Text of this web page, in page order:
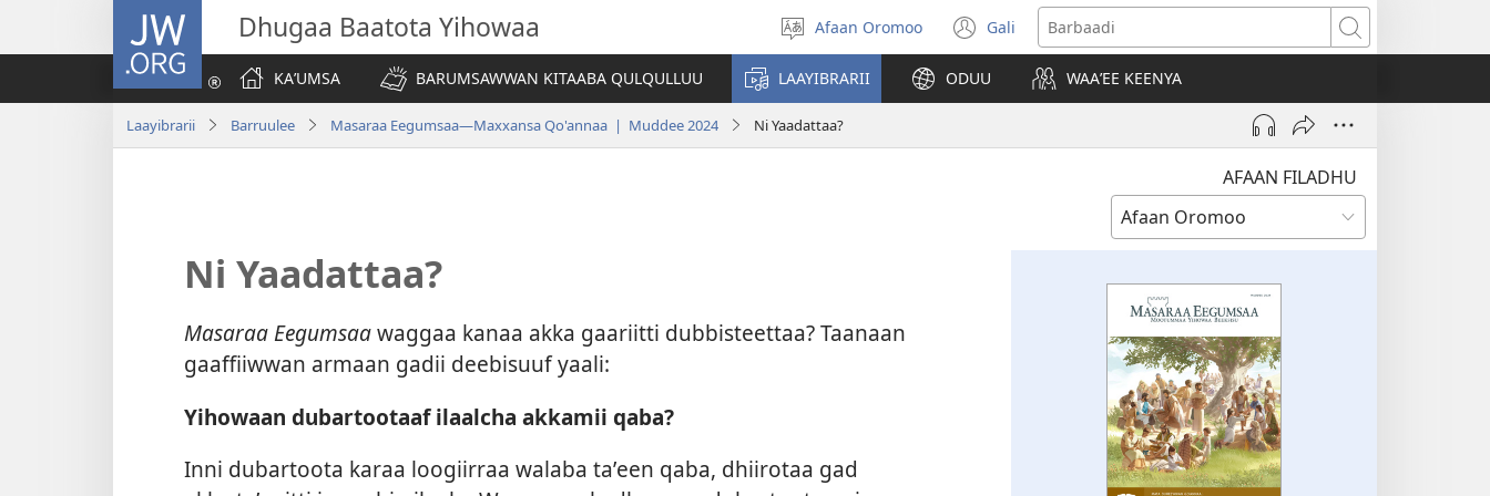
JW.ORG Dhugaa Baatota Yihowaa
Afaan
filadhu
Afaan Oromoo Gali
(opens
new
window)
Barbaadi
KAʼUMSA
BARUMSAWWAN KITAABA QULQULLUU LAAYIBRARII ODUU WAAʼEE KEENYA
Laayibrarii Barruulee Masaraa Eegumsaa—Maxxansa Qo'annaa | Muddee 2024 Ni Yaadattaa?
AFAAN FILADHU
Ni Yaadattaa?
Masaraa Eegumsaawaggaa kanaa akka gaariitti dubbisteettaa? Taanaan
gaaffiiwwan armaan gadii deebisuuf yaali:
Yihowaan dubartootaaf ilaalcha akkamii qaba?
Inni dubartoota karaa loogiirraa walaba taʼeen qaba, dhiirotaa gad